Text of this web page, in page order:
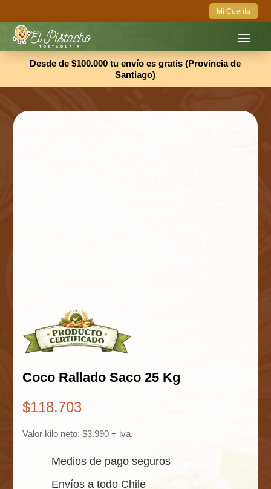
Mi Cuenta
Desde de $100.000 tu envío es gratis (Provincia de
Santiago)
Coco Rallado Saco 25 Kg
$118.703
Valor kilo neto: $3.990 + iva.
Medios de pago seguros
Envíos a todo Chile